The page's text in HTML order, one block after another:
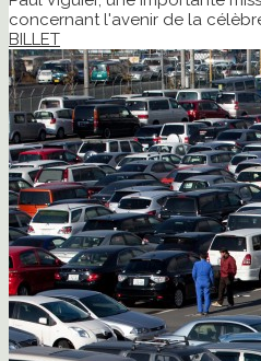
concernant l'avenir de la
BILLET